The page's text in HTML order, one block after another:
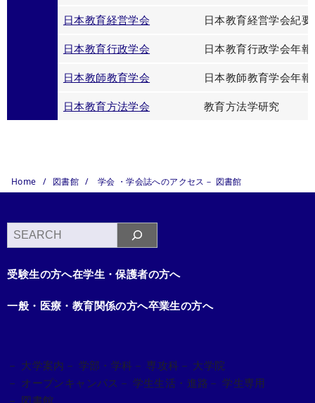
日本教育経営学会 日本教育経営学会紀要
日本教育行政学会 日本教育行政学会年報
日本教師教育学会 日本教師教育学会年報
日本教育方法学会 教育方法学研究
Home 図書館 学会 ・学会誌へのアクセス－ 図書館
検
索
受験生の方へ在学生・保護者の方へ
一般・医療・教育関係の方へ卒業生の方へ
－ 大学案内 － 学部・学科 － 専攻科 － 大学院
－ オープンキャンパス － 学生生活・進路 － 学生専用
－ 図書館